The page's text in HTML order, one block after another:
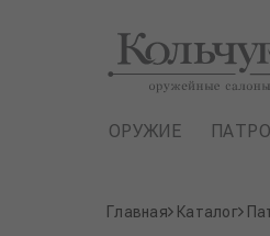
ОРУЖИЕ
Главная Каталог